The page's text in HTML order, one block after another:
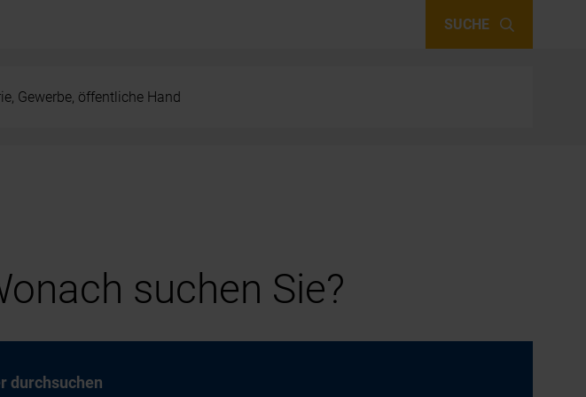
SUCHE
Gewerbe, öffentliche Hand
suchen Sie?
durchsuchen